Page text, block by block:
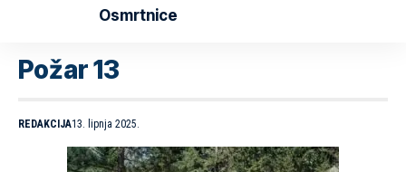
Osmrtnice
Požar 13
REDAKCIJA13. lipnja 2025.